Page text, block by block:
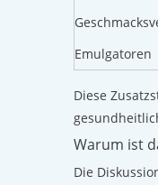
Emulgatoren
Diese
Warum ist
Die